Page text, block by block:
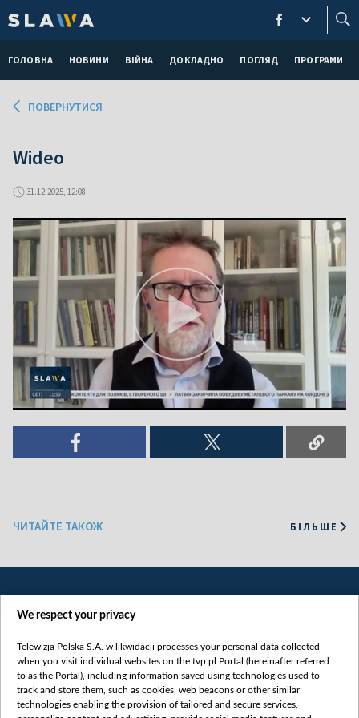
ГОЛОВНА НОВИНИ ВІЙНА ДОКЛАДНО ПОГЛЯД ПРОГРАМИ
ПОВЕРНУТИСЯ
Wideo
31.12.2025, 12:08
ЧИТАЙТЕ ТАКОЖ БІЛЬШЕ
Категорії
We respect your privacy
Telewizja Polska S.A. w likwidacji processes your personal data collected
when you visit individual websites on the tvp.pl Portal (hereinafter referred
to as the Portal), including information saved using technologies used to
track and store them, such as cookies, web beacons or other similar
technologies enabling the provision of tailored and secure services,